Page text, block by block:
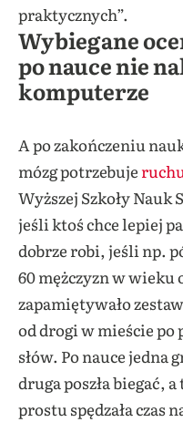
praktycznych”.
Wybiegane
po nauce nie
komputerze
A po zakończeniu
mózg potrzebuje ruchu
Wyższej Szkoły
jeśli ktoś chce lepiej
dobrze robi, jeśli np.
60 mężczyzn w wieku
zapamiętywało
od drogi w mieście
słów. Po nauce jedna
druga poszła biegać,
prostu spędzała czas